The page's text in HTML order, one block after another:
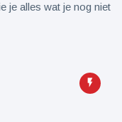
je alles wat je nog niet